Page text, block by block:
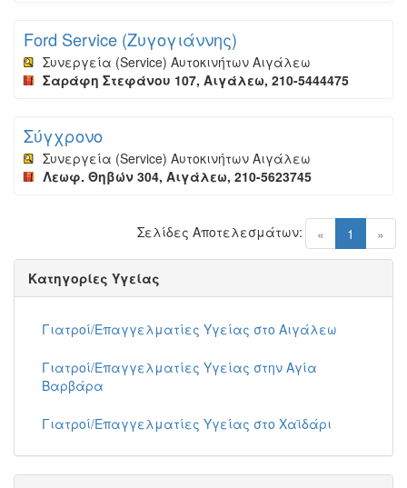
Ford Service (Ζυγογιάννης)
Συνεργεία (Service) Αυτοκινήτων Αιγάλεω
Σαράφη Στεφάνου 107, Αιγάλεω, 210-5444475
Σύγχρονο
Συνεργεία (Service) Αυτοκινήτων Αιγάλεω
Λεωφ. Θηβών 304, Αιγάλεω, 210-5623745
« 1 (current)
»
Σελίδες Αποτελεσμάτων:
Κατηγορίες Υγείας
Γιατροί/Επαγγελματίες Υγείας στο Αιγάλεω
Γιατροί/Επαγγελματίες Υγείας στην Αγία
Βαρβάρα
Γιατροί/Επαγγελματίες Υγείας στο Χαϊδάρι